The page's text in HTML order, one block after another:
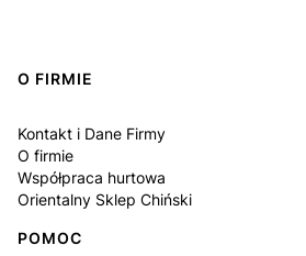
Linki w stopce
O FIRMIE
Kontakt i Dane Firmy
O firmie
Współpraca hurtowa
Orientalny Sklep Chiński
POMOC